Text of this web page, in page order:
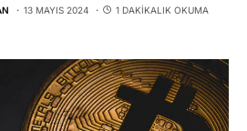
13 MAYIS 2024 1 DAKIKALIK OKUMA